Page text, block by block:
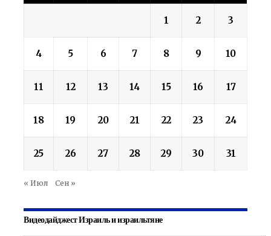
1 2 3
4 5 6 7 8 9 10
11 12 13 14 15 16 17
18 19 20 21 22 23 24
25 26 27 28 29 30 31
« Июл Сен »
Видеодайджест Израиль и израильтяне